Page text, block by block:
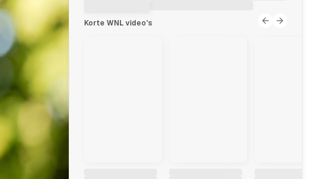
Korte WNL video's